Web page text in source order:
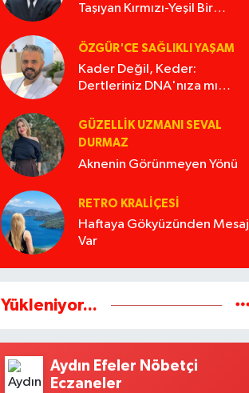
Taşıyan Kırmızı-Yeşil Bir
ÖZGÜR'CE SAĞLIKLI YAŞAM
Kader Değil, Keder:
Dertleriniz DNA'nıza mı
GÜZELLIK UZMANI SEVAL
DURMAZ
Aknenin Görünmeyen Yönü
RETRO KRALIÇESI
Haftaya Gökyüzünden Mesaj
Var
Yükleniyor...
Aydın Efeler Nöbetçi
Eczaneler